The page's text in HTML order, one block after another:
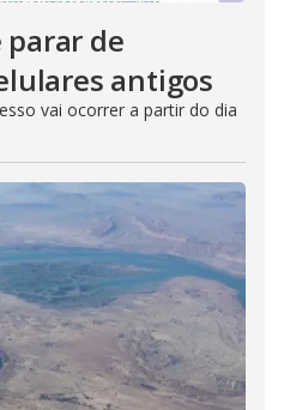
parar de
antigos
vai ocorrer a partir do dia